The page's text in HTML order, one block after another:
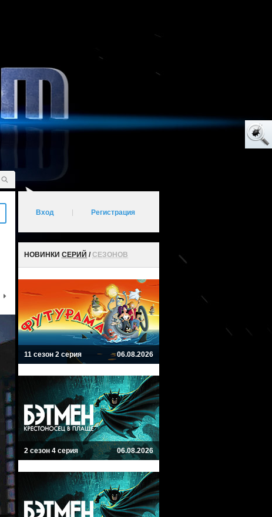
Вход Регистрация
НОВИНКИ СЕРИЙ /СЕЗОНОВ
11 сезон 2 серия 06.08.2026
2 сезон 4 серия 06.08.2026